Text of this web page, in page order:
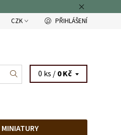
CZK PŘIHLÁŠENÍ
0 ks /0 Kč
MINIATURY